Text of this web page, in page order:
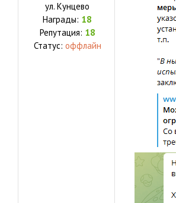
ул. Кунцево
Награды: 18
Репутация: 18
Статус: оффлайн